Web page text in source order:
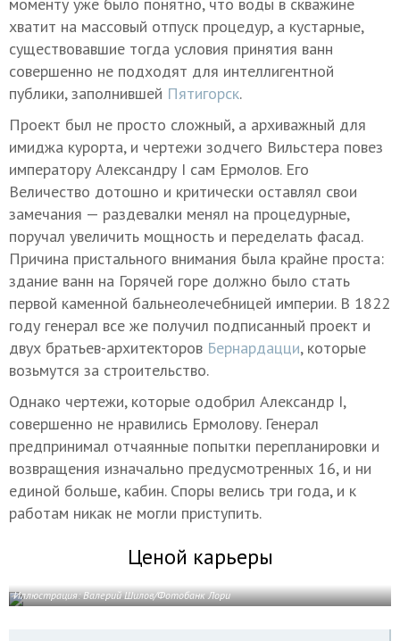
хватит на массовый отпуск процедур, а кустарные,
существовавшие тогда условия принятия ванн
совершенно не подходят для интеллигентной
публики, заполнившей Пятигорск.
Проект был не просто сложный, а архиважный для
имиджа курорта, и чертежи зодчего Вильстера повез
императору Александру I сам Ермолов. Его
Величество дотошно и критически оставлял свои
замечания — раздевалки менял на процедурные,
поручал увеличить мощность и переделать фасад.
Причина пристального внимания была крайне проста:
здание ванн на Горячей горе должно было стать
первой каменной бальнеолечебницей империи. В 1822
году генерал все же получил подписанный проект и
двух братьев-архитекторов Бернардацци, которые
возьмутся за строительство.
Однако чертежи, которые одобрил Александр I,
совершенно не нравились Ермолову. Генерал
предпринимал отчаянные попытки перепланировки и
возвращения изначально предусмотренных 16, и ни
единой больше, кабин. Споры велись три года, и к
работам никак не могли приступить.
Ценой карьеры
Иллюстрация: Валерий Шилов/Фотобанк Лори